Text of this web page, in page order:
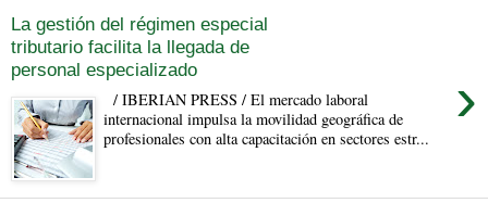
La gestión del régimen especial
tributario facilita la llegada de
personal especializado
›
/ IBERIAN PRESS / El mercado laboral
internacional impulsa la movilidad geográfica de
profesionales con alta capacitación en sectores estr...